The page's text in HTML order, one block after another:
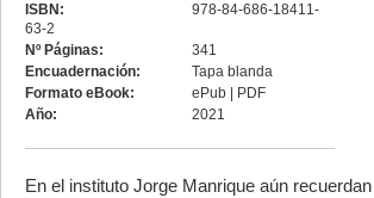
ISBN:
978-84-686-18411-
63-2
Nº Páginas:
341
Encuadernación:
Tapa blanda
Formato eBook:
ePub | PDF
Año:
2021
En el instituto Jorge Manrique aún